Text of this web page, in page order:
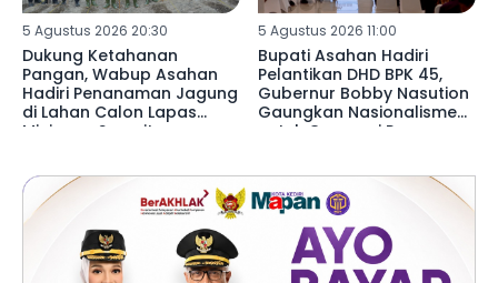
5 Agustus 2026 20:30
Dukung Ketahanan
Pangan, Wabup Asahan
Hadiri Penanaman Jagung
di Lahan Calon Lapas
Minimum Security
5 Agustus 2026 11:00
Bupati Asahan Hadiri
Pelantikan DHD BPK 45,
Gubernur Bobby Nasution
Gaungkan Nasionalisme
untuk Generasi Penerus